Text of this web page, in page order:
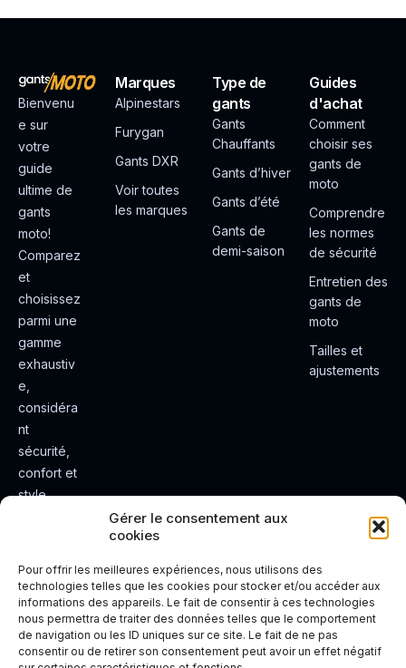
Gérer le consentement aux
cookies
Pour offrir les meilleures expériences, nous utilisons des
technologies telles que les cookies pour stocker et/ou accéder aux
informations des appareils. Le fait de consentir à ces technologies
nous permettra de traiter des données telles que le comportement
de navigation ou les ID uniques sur ce site. Le fait de ne pas
consentir ou de retirer son consentement peut avoir un effet négatif
Bienvenu
e sur
votre
guide
ultime de
gants
moto!
Comparez
et
choisissez
parmi une
gamme
exhaustiv
e,
considéra
nt
sécurité,
confort et
style.
e de
conduite
plus sûre
et plus
Marques
Alpinestars
Furygan
Gants DXR
Voir toutes
les marques
Type de
gants
Gants
Chauffants
Gants d’hiver
Gants d’été
Gants de
demi-saison
Guides
d'achat
Comment
choisir ses
gants de
moto
Comprendre
les normes
de sécurité
Entretien des
gants de
moto
Tailles et
ajustements